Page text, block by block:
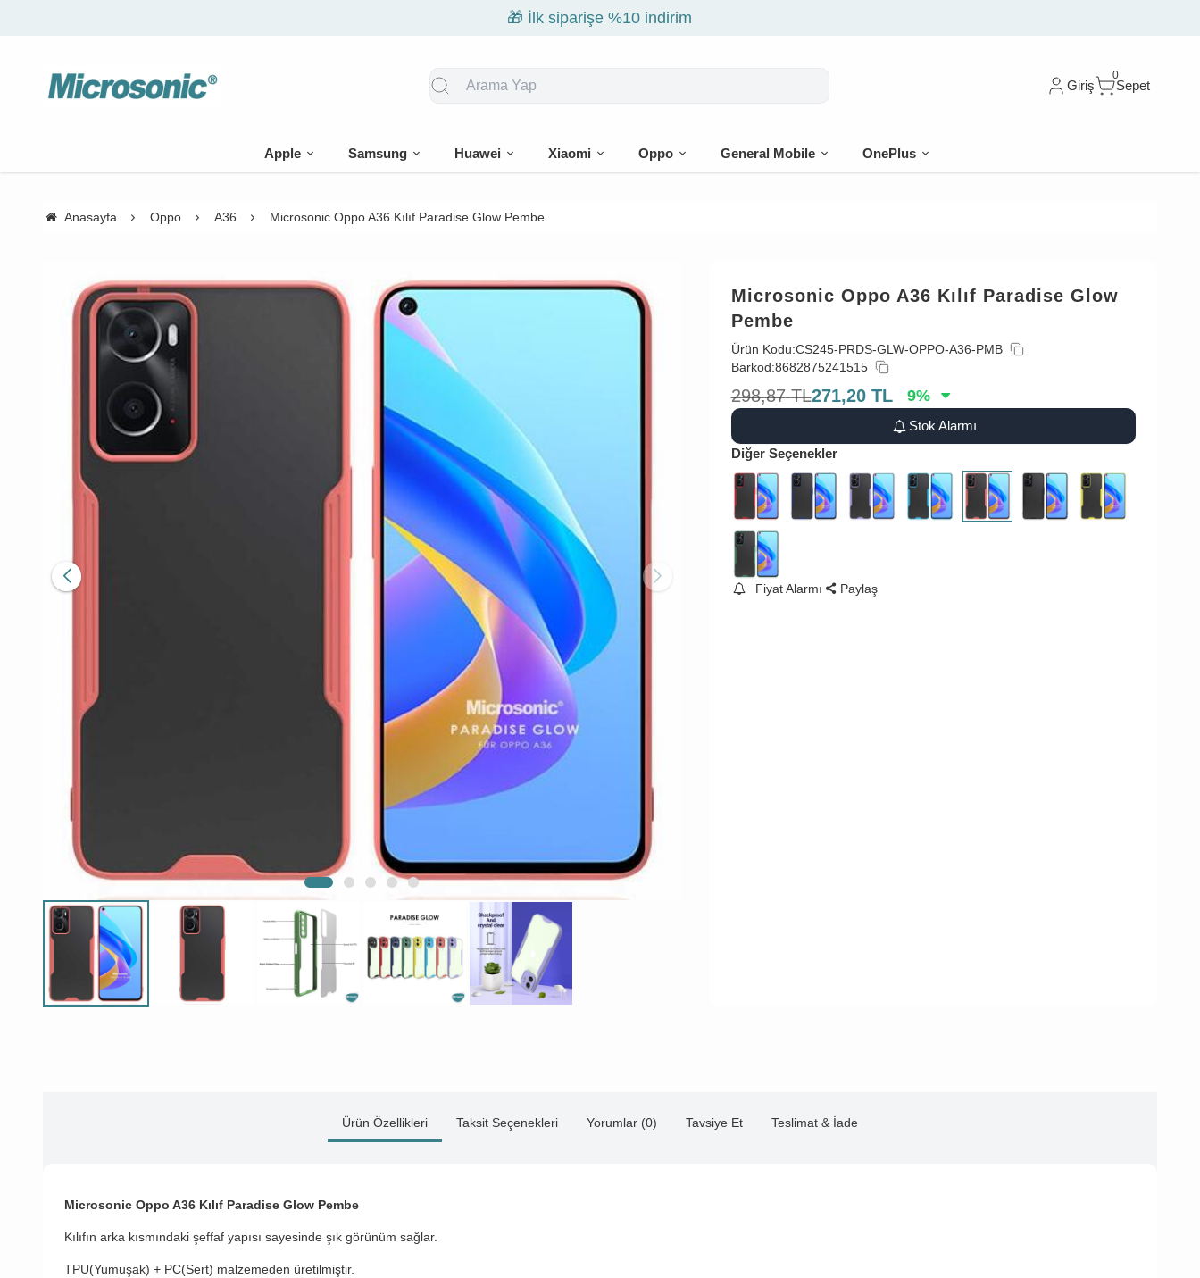
🎁 İlk siparişe %10 indirim
Giriş
0
Sepet
Apple Samsung Huawei Xiaomi Oppo General Mobile OnePlus
Anasayfa Oppo A36 Microsonic Oppo A36 Kılıf Paradise Glow Pembe
Microsonic Oppo A36 Kılıf Paradise Glow
Pembe
Ürün Kodu:CS245-PRDS-GLW-OPPO-A36-PMB
Barkod:8682875241515
298,87 TL271,20 TL 9%
Stok Alarmı
Diğer Seçenekler
Fiyat Alarmı Paylaş
Ürün Özellikleri Taksit Seçenekleri Yorumlar (0) Tavsiye Et Teslimat & İade
Microsonic Oppo A36 Kılıf Paradise Glow Pembe
Kılıfın arka kısmındaki şeffaf yapısı sayesinde şık görünüm sağlar.
TPU(Yumuşak) + PC(Sert) malzemeden üretilmiştir.